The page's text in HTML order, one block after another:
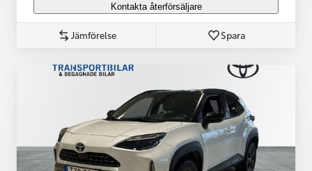
Kontakta återförsäljare
Jämförelse Spara